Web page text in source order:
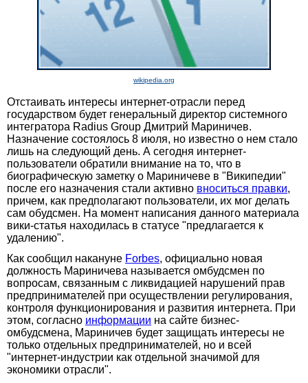
wikipedia.org
Отстаивать интересы интернет-отрасли перед
государством будет генеральный директор системного
интегратора Radius Group Дмитрий Мариничев.
Назначение состоялось 8 июля, но известно о нем стало
лишь на следующий день. А сегодня интернет-
пользователи обратили внимание на то, что в
биографическую заметку о Мариничеве в "Википедии"
после его назначения стали активно вноситься правки,
причем, как предполагают пользователи, их мог делать
сам обудсмен. На момент написания данного материала
вики-статья находилась в статусе "предлагается к
удалению".
Как сообщил накануне Forbes, официально новая
должность Мариничева называется омбудсмен по
вопросам, связанным с ликвидацией нарушений прав
предпринимателей при осуществлении регулирования,
контроля функционирования и развития интернета. При
этом, согласно информации на сайте бизнес-
омбудсмена, Мариничев будет защищать интересы не
только отдельных предпринимателей, но и всей
"интернет-индустрии как отдельной значимой для
экономики отрасли".